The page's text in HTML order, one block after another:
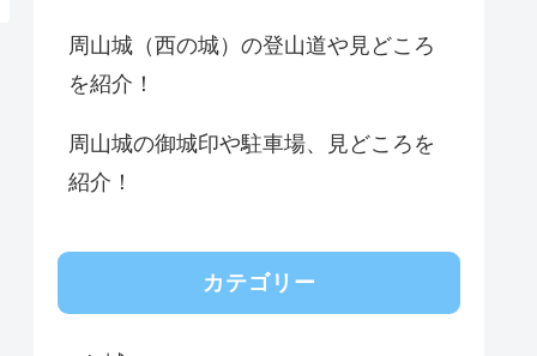
周山城（西の城）の登山道や見どころ
を紹介！
周山城の御城印や駐車場、見どころを
紹介！
カテゴリー